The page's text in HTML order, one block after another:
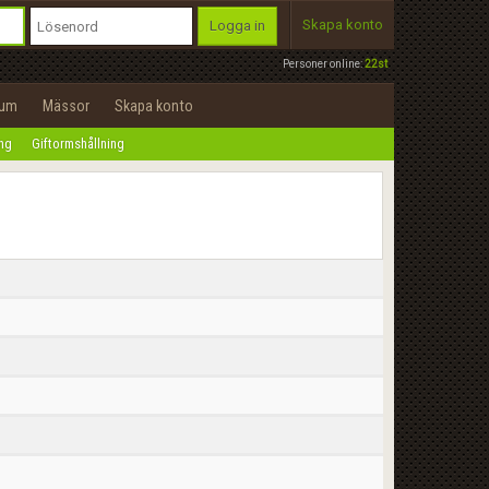
Personer online:22st
Logga in Skapa konto
Mässor Skapa konto
Giftormshållning